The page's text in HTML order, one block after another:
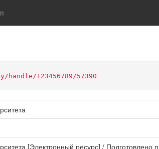
123456789/57390
[Электронный ресурс] /